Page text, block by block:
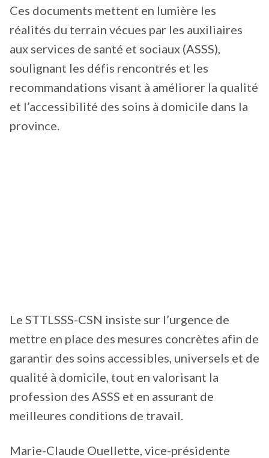
Ces documents mettent en lumière les
réalités du terrain vécues par les auxiliaires
aux services de santé et sociaux (ASSS),
soulignant les défis rencontrés et les
recommandations visant à améliorer la qualité
et l’accessibilité des soins à domicile dans la
province.
Le STTLSSS-CSN insiste sur l’urgence de
mettre en place des mesures concrètes afin de
garantir des soins accessibles, universels et de
qualité à domicile, tout en valorisant la
profession des ASSS et en assurant de
meilleures conditions de travail.
Marie-Claude Ouellette, vice-présidente